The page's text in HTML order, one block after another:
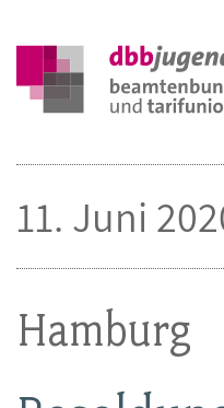
Hamburg
11. Juni